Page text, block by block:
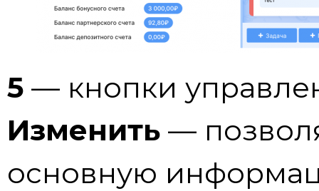
5 — кнопки
Изменить —
основную